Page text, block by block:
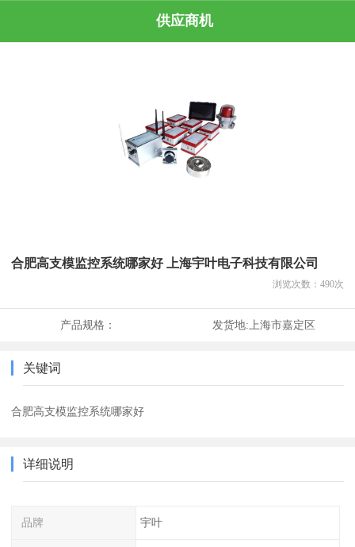
供应商机
合肥高支模监控系统哪家好 上海宇叶电子科技有限公司
浏览次数： 490次
产品规格： 发货地:上海市嘉定区
关键词
合肥高支模监控系统哪家好
详细说明
品牌 宇叶